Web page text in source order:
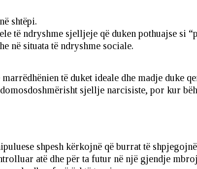
shtëpi.
të ndryshme sjelljeje që duken pothuajse si
në situata të ndryshme sociale.
të duket ideale dhe madje duke
sjellje narcisiste, por kur
shpesh kërkojnë që burrat të
atë dhe për ta futur në një gjendje